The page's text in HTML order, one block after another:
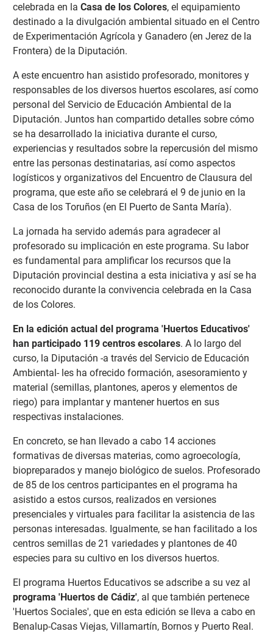
celebrada en la Casa de los Colores, el equipamiento
destinado a la divulgación ambiental situado en el Centro
de Experimentación Agrícola y Ganadero (en Jerez de la
Frontera) de la Diputación.
A este encuentro han asistido profesorado, monitores y
responsables de los diversos huertos escolares, así como
personal del Servicio de Educación Ambiental de la
Diputación. Juntos han compartido detalles sobre cómo
se ha desarrollado la iniciativa durante el curso,
experiencias y resultados sobre la repercusión del mismo
entre las personas destinatarias, así como aspectos
logísticos y organizativos del Encuentro de Clausura del
programa, que este año se celebrará el 9 de junio en la
Casa de los Toruños (en El Puerto de Santa María).
La jornada ha servido además para agradecer al
profesorado su implicación en este programa. Su labor
es fundamental para amplificar los recursos que la
Diputación provincial destina a esta iniciativa y así se ha
reconocido durante la convivencia celebrada en la Casa
de los Colores.
En la edición actual del programa 'Huertos Educativos'
han participado 119 centros escolares. A lo largo del
curso, la Diputación -a través del Servicio de Educación
Ambiental- les ha ofrecido formación, asesoramiento y
material (semillas, plantones, aperos y elementos de
riego) para implantar y mantener huertos en sus
respectivas instalaciones.
En concreto, se han llevado a cabo 14 acciones
formativas de diversas materias, como agroecología,
biopreparados y manejo biológico de suelos. Profesorado
de 85 de los centros participantes en el programa ha
asistido a estos cursos, realizados en versiones
presenciales y virtuales para facilitar la asistencia de las
personas interesadas. Igualmente, se han facilitado a los
centros semillas de 21 variedades y plantones de 40
especies para su cultivo en los diversos huertos.
El programa Huertos Educativos se adscribe a su vez al
programa 'Huertos de Cádiz', al que también pertenece
'Huertos Sociales', que en esta edición se lleva a cabo en
Benalup-Casas Viejas, Villamartín, Bornos y Puerto Real.